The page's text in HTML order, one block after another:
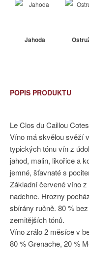
Jahoda
POPIS PRODUKTU
Le Clos du Caillou
Víno má skvělou svěží
typických tónu vín z
jahod, malin, likořice a
jemné, šťavnaté s
Základní červené víno
nadchne. Hrozny
sbírány ručně. 80 %
zemitějších tónů.
Víno zrálo 2 měsíce v
80 % Grenache, 20 %